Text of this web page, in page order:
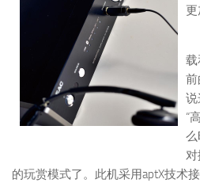
更
载
前
说
“
么
对
的玩赏模式了。此机采用aptX技术